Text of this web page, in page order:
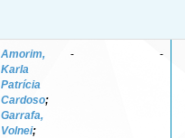
Amorim,
Karla
Patrícia
Cardoso;
Garrafa,
Volnei;
- -